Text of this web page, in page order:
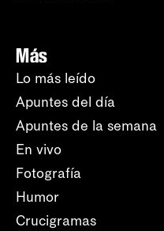
Más
Lo más leído
Apuntes del día
Apuntes de la semana
En vivo
Fotografía
Humor
Crucigramas